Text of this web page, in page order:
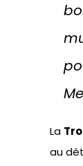
La
au